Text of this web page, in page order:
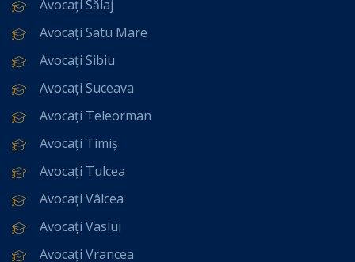
Avocați Sălaj
Avocați Satu Mare
Avocați Sibiu
Avocați Suceava
Avocați Teleorman
Avocați Timiș
Avocați Tulcea
Avocați Vâlcea
Avocați Vaslui
Avocați Vrancea